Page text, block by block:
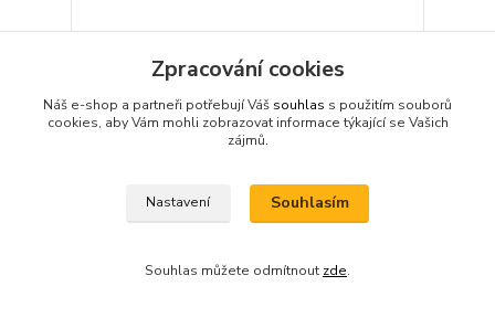
CZ Klávesnice Asus X56 X56A X56S X70 X70E
Přidat do košíku
Zpracování cookies
Náš e-shop a partneři potřebují Váš souhlas s použitím souborů
cookies, aby Vám mohli zobrazovat informace týkající se Vašich
zájmů.
Nastavení Souhlasím
Souhlas můžete odmítnout zde.